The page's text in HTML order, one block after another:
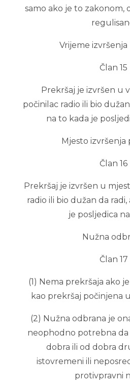
samo ako je to zakonom,
Vrijeme
Član 15
Prekršaj je izvršen u
počinilac radio ili bio
na to kada je
Mjesto izvršenja
Član 16
Prekršaj je izvršen u
radio ili bio dužan da
je posljedica
Nužna
Član 17
(1) Nema prekršaja ako
kao prekršaj počinjena
(2) Nužna odbrana je
neophodno potrebna da
dobra ili od dobra
istovremeni ili
protivpravni